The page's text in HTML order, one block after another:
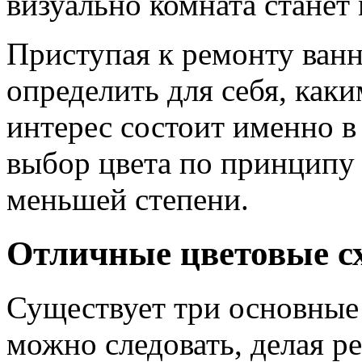
Приступая к ремонту
определить для себя,
интерес состоит именно
выбор цвета по принципу
меньшей степени.
Отличные цветовые
Существует три
можно следовать, делая